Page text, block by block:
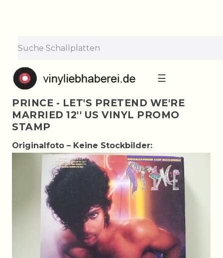
☰
PRINCE - LET'S PRETEND WE'RE
MARRIED 12'' US VINYL PROMO
STAMP
Originalfoto – Keine Stockbilder: